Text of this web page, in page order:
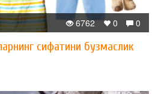
0
0
6762
сифатини бузмаслик